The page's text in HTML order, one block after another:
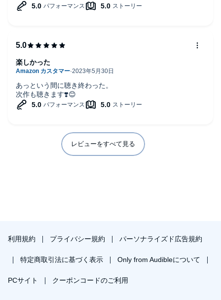
あっという間に聴き終わった。
次作も聴きます❣️😊
楽しかった
レビューをすべて見る
利用規約 プライバシー規約 パーソナライズド広告規約
特定商取引法に基づく表示 Only from Audibleについて
PCサイト クーポンコードのご利用